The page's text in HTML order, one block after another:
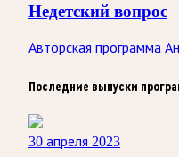
Недетский вопрос
Авторская программа
Последние выпуски
30 апреля 2023